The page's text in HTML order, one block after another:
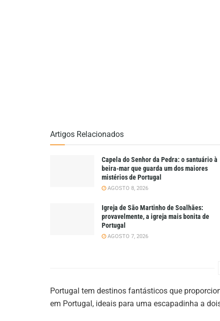
Artigos Relacionados
Capela do Senhor da Pedra: o santuário à
beira-mar que guarda um dos maiores
mistérios de Portugal
AGOSTO 8, 2026
Igreja de São Martinho de Soalhães:
provavelmente, a igreja mais bonita de
Portugal
AGOSTO 7, 2026
Portugal tem destinos fantásticos que
em Portugal, ideais para uma escapadinha a